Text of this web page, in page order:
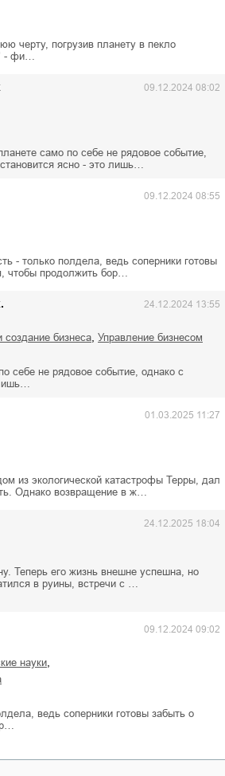
черту, погрузив планету в пекло
- фи…
09.12.2024 08:02
само по себе не рядовое событие,
ясно - это лишь…
09.12.2024 08:55
- только полдела, ведь соперники готовы
чтобы продолжить бор…
24.12.2024 13:55
создание бизнеса управление бизнесом
себе не рядовое событие, однако с
01.03.2025 11:27
из экологической катастрофы Терры, дал
Однако возвращение в ж…
24.12.2025 18:04
Теперь его жизнь внешне успешна, но
в руины, встречи с …
09.12.2024 09:02
науки
ведь соперники готовы забыть о